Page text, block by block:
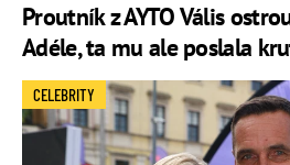
Proutník z AYTO Vális
Adéle, ta mu ale poslala
CELEBRITY